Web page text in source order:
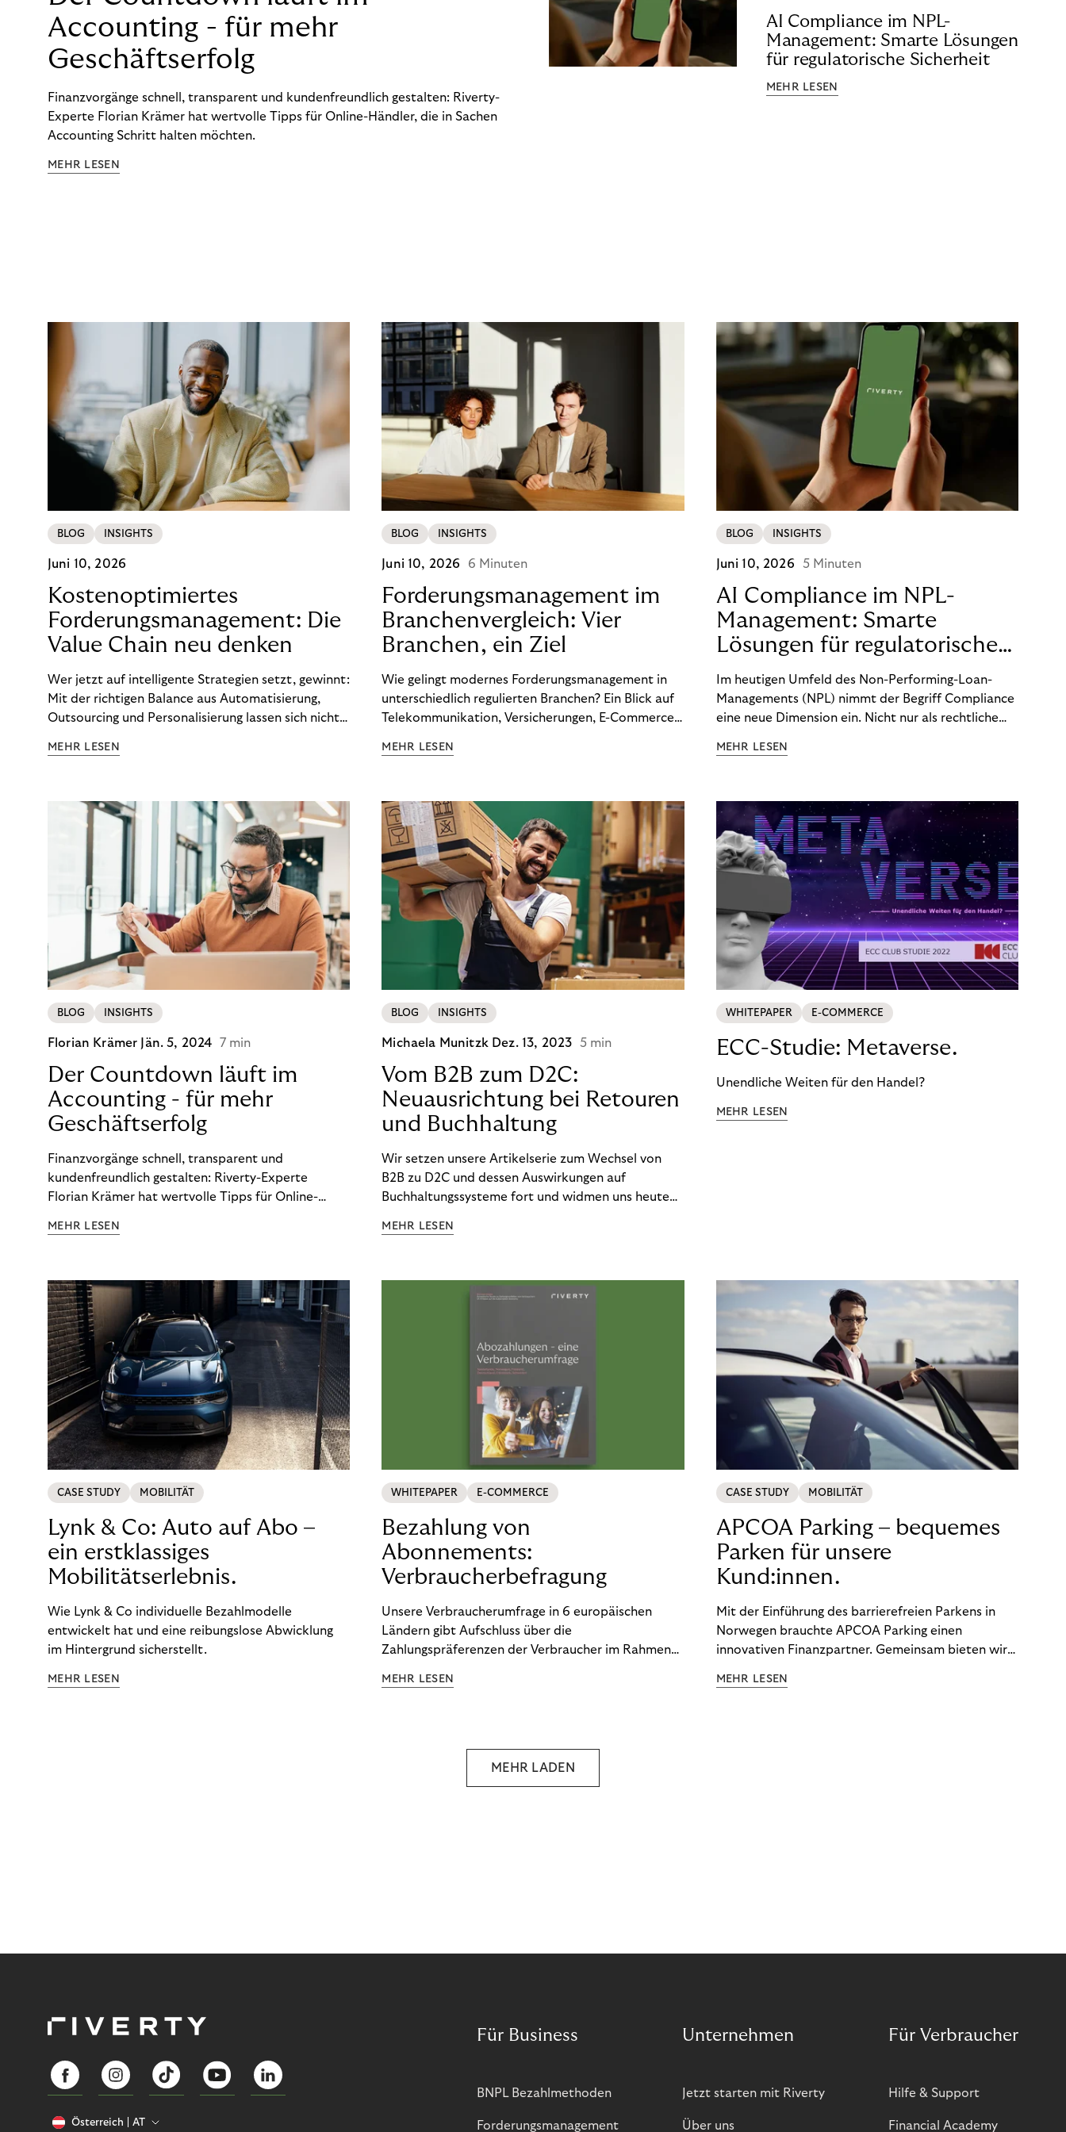
Accounting - für mehr
Geschäftserfolg
Finanzvorgänge schnell, transparent und kundenfreundlich gestalten: Riverty-
Experte Florian Krämer hat wertvolle Tipps für Online-Händler, die in Sachen
Accounting Schritt halten möchten.
MEHR LESEN
AI Compliance im NPL-
Management: Smarte Lösungen
für regulatorische Sicherheit
MEHR LESEN
BLOG INSIGHTS
Juni 10, 2026
Kostenoptimiertes
Forderungsmanagement: Die
Value Chain neu denken
Wer jetzt auf intelligente Strategien setzt, gewinnt:
Mit der richtigen Balance aus Automatisierung,
Outsourcing und Personalisierung lassen sich nicht
Ergebnisse sichern. Riverty zeigt, wie Recovery-
MEHR LESEN
BLOG INSIGHTS
Juni 10, 2026 6 Minuten
Forderungsmanagement im
Branchenvergleich: Vier
Branchen, ein Ziel
Wie gelingt modernes Forderungsmanagement in
unterschiedlich regulierten Branchen? Ein Blick auf
Telekommunikation, Versicherungen, E-Commerce
wirksam reduzieren will, braucht keine
MEHR LESEN
BLOG INSIGHTS
Juni 10, 2026 5 Minuten
AI Compliance im NPL-
Management: Smarte
Lösungen für regulatorische
Sicherheit
Im heutigen Umfeld des Non-Performing-Loan-
Managements (NPL) nimmt der Begriff Compliance
eine neue Dimension ein. Nicht nur als rechtliche
Wettbewerbsvorteil. In einem Umfeld steigender
(DSGVO) – geraten viele Unternehmen an die
Grenzen traditioneller Compliance-Mechanismen.
MEHR LESEN
BLOG INSIGHTS
Florian Krämer Jän. 5, 2024 7 min
Der Countdown läuft im
Accounting - für mehr
Geschäftserfolg
Finanzvorgänge schnell, transparent und
kundenfreundlich gestalten: Riverty-Experte
Florian Krämer hat wertvolle Tipps für Online-
möchten.
MEHR LESEN
BLOG INSIGHTS
Michaela Munitzk Dez. 13, 2023 5 min
Vom B2B zum D2C:
Neuausrichtung bei Retouren
und Buchhaltung
Wir setzen unsere Artikelserie zum Wechsel von
B2B zu D2C und dessen Auswirkungen auf
Buchhaltungssysteme fort und widmen uns heute
im D2C-Bereich.
MEHR LESEN
WHITEPAPER E-COMMERCE
ECC-Studie: Metaverse.
Unendliche Weiten für den Handel?
MEHR LESEN
CASE STUDY MOBILITÄT
Lynk & Co: Auto auf Abo –
ein erstklassiges
Mobilitätserlebnis.
Wie Lynk & Co individuelle Bezahlmodelle
entwickelt hat und eine reibungslose Abwicklung
im Hintergrund sicherstellt.
MEHR LESEN
WHITEPAPER E-COMMERCE
Bezahlung von
Abonnements:
Verbraucherbefragung
Unsere Verbraucherumfrage in 6 europäischen
Ländern gibt Aufschluss über die
Zahlungspräferenzen der Verbraucher im Rahmen
Ergebnisse, um zu erfahren, wie Sie
MEHR LESEN
CASE STUDY MOBILITÄT
APCOA Parking – bequemes
Parken für unsere
Kund:innen.
Mit der Einführung des barrierefreien Parkens in
Norwegen brauchte APCOA Parking einen
innovativen Finanzpartner. Gemeinsam bieten wir
Erlebnis.
MEHR LESEN
MEHR LADEN
Österreich AT
Für Business
BNPL Bezahlmethoden
Forderungsmanagement
Unternehmen
Jetzt starten mit Riverty
Über uns
Für Verbraucher
Hilfe & Support
Financial Academy